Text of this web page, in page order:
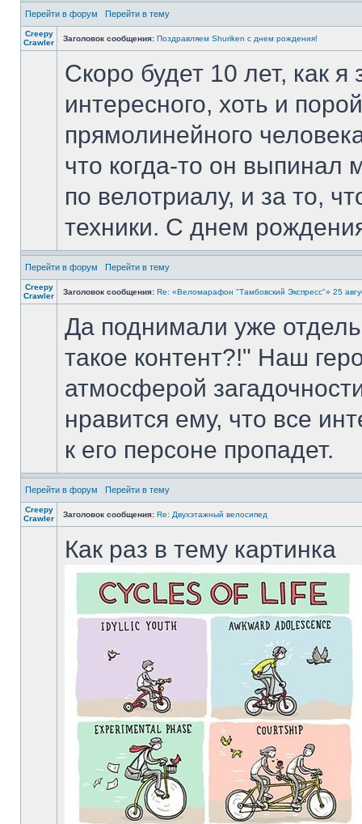
Перейти в форум Перейти в тему
Creepy
Crawler
Заголовок сообщения: Поздравляем Shuriken с днем рождения!
Скоро будет 10 лет, как
интересного, хоть и
прямолинейного
что когда-то он
по велотриалу, и за то,
техники. С днем
Перейти в форум Перейти в тему
Creepy
Crawler
Заголовок сообщения: Re: «Веломарафон "Тамбовский Экспресс"» 25
Да поднимали уже
такое контент?!" Наш
атмосферой
нравится ему, что все
к его персоне пропадет.
Перейти в форум Перейти в тему
Creepy
Crawler
Заголовок сообщения: Re: Двухэтажный велосипед
Как раз в тему картинка